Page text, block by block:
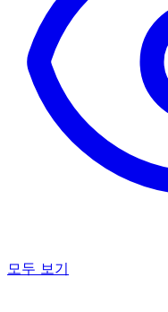
모두 보기